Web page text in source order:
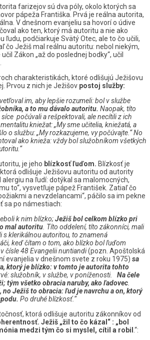
farizejov sú dva póly, okolo ktorých sa
pápeža Františka. Prvá je reálna autorita,
V dnešnom evanjeliu sa hovorí o údive
ako ten, ktorý má autoritu a nie ako
ľudu, podčiarkuje Svätý Otec, ale to čo učili,
čo Ježiš mal reálnu autoritu: nebol niekým,
Zákon „až do poslednej bodky“, učil
charakteristikách, ktoré odlišujú Ježišovu
Prvou z nich je Ježišov postoj služby:
im, aby lepšie rozumeli: bol v službe
a to mu dávalo autoritu. Naopak, títo
počúvali a rešpektovali, ale necítili z ich
kniežat: „My sme učitelia, kniežatá, a
o službu: „My rozkazujeme, vy počúvajte.“ No
ako knieža: vždy bol služobníkom všetkých
je jeho blízkosť ľuďom. Blízkosť je
odlišuje Ježišovu autoritu od autority
na ľudí: dotýkal sa malomocných,
to“, vysvetľuje pápež František. Zatiaľ čo
a nevzdelancami“, páčilo sa im pekne
sa po námestiach:
k nim blízko;Ježiš bol celkom blízko pri
mal autoritu . Títo oddelení, títo zákonníci, mali
s klerikálnou autoritou, to znamená
keď čítam o tom, ako blízko bol ľuďom
čísle 48 Evangelii nuntiandi(pozn. Apoštolská
evanjelia v dnešnom svete z roku 1975) sa
ktorý je blízko: v tomto je autorita tohto
služobník, v službe, v poníženosti.
Na čele
tým všetko obracia naruby, ako ľadovec
no Ježiš to obracia: ľud je navrchu a on, ktorý
Po druhé blízkosť.“
ktorá odlišuje autoritu zákonníkov od
Ježiš „žil to čo kázal“ : „bol
medzi tým čo si myslel, cítil a robil.“: